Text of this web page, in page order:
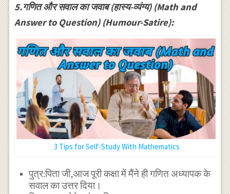
5.गणित और सवाल का जवाब (हास्य-व्यंग्य) (Math and
Answer to Question) (Humour-Satire):
3 Tips for Self-Study With Mathematics
पुत्र:पिता जी,आज पूरी कक्षा में मैंने ही गणित अध्यापक के
सवाल का उत्तर दिया।